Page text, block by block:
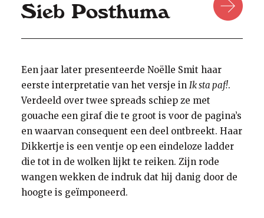
Sieb Posthuma
Een jaar later presenteerde Noëlle Smit haar
eerste interpretatie van het versje in Ik sta paf!.
Verdeeld over twee spreads schiep ze met
gouache een giraf die te groot is voor de pagina’s
en waarvan consequent een deel ontbreekt. Haar
Dikkertje is een ventje op een eindeloze ladder
die tot in de wolken lijkt te reiken. Zijn rode
wangen wekken de indruk dat hij danig door de
hoogte is geïmponeerd.